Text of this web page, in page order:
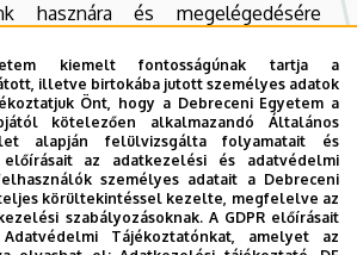
hasznára és megelégedésére
Zsuzsa Életműdíj”, melyet a
Klinikai Központ Ápolási
az egészségügyi szakdolgozónak
kimagasló teljesítményt ért
hivatást magas szinten
kiemelt fontosságúnak tartja a
illetve birtokába jutott személyes adatok
Önt, hogy a Debreceni Egyetem a
kötelezően alkalmazandó Általános
alapján felülvizsgálta folyamatait és
az adatkezelési és adatvédelmi
személyes adatait a Debreceni
körültekintéssel kezelte, megfelelve az
szabályozásoknak. A GDPR előírásait
Tájékoztatónkat, amelyet az